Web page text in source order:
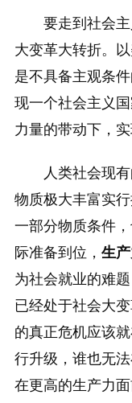
要走到社会
大变革大转折。
是不具备主观条
现一个社会主义
力量的带动下，实
人类社会现
物质极大丰富实
一部分物质条件
际准备到位， 生
为社会就业的难
已经处于社会大
的真正危机应该
行升级，谁也无
在更高的生产力